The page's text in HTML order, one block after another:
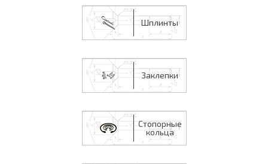
Шплинты
Заклепки
Стопорные
кольца